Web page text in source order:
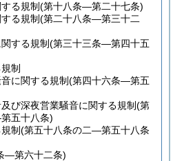
る規制(第十八条―第二十七条)
る規制(第二十八条―第三十二
する規制(第三十三条―第四十五
制
に関する規制(第四十六条―第五
び深夜営業騒音に関する規制(第
五十八条)
制(第五十八条の二―第五十八条
―第六十二条)